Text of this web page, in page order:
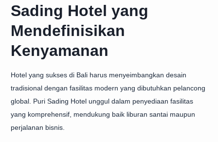
Sading Hotel yang
Mendefinisikan
Kenyamanan
Hotel yang sukses di Bali harus menyeimbangkan desain
tradisional dengan fasilitas modern yang dibutuhkan pelancong
global. Puri Sading Hotel unggul dalam penyediaan fasilitas
yang komprehensif, mendukung baik liburan santai maupun
perjalanan bisnis.